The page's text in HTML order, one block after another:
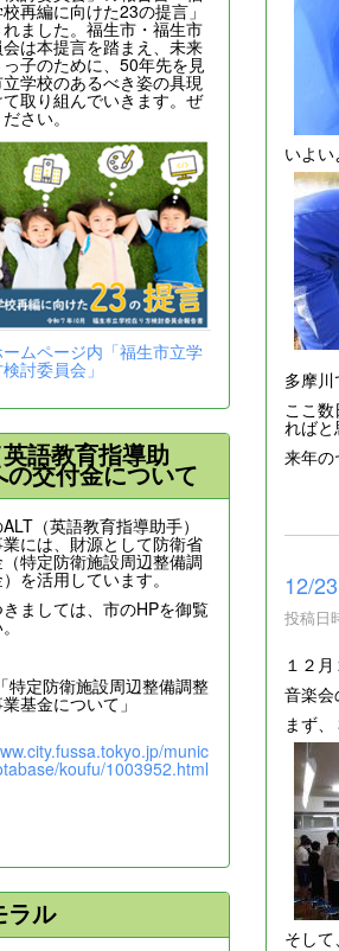
いよい
多摩川
ここ
ればと
来年の
12/
投稿日
１２
音楽会
まず
そし
再編に向けた23の提言」
ました。福生市・福生市
は本提言を踏まえ、未来
子のために、50年先を見
学校のあるべき姿の具現
取り組んでいきます。ぜ
さい。
ムページ内「福生市立学
討委員会」
語教育指導助
の交付金について
（英語教育指導助手）
には、財源として防衛省
特定防衛施設周辺整備調
を活用しています。
ましては、市のHPを御覧
定防衛施設周辺整備調整
基金について」
munic
koufu/1003952.html
ラル